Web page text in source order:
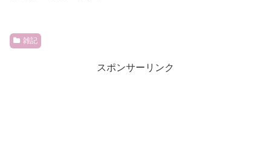
雑記
スポンサーリンク